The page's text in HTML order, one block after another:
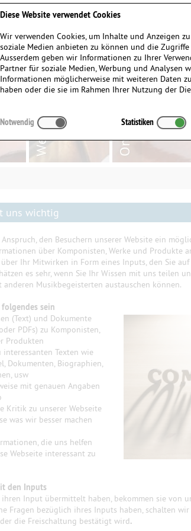
uns wichtig
den Besuchern unserer Website ein
über Komponisten, Werke und Produkte
Ihr Mitwirken in Form eines Inputs, den Sie auf
es sehr, wenn Sie Ihr Wissen mit uns teilen
anderen Musikbegeisterten austauschen können.
sein
(Text) und Dokumente
PDFs) zu Komponisten,
Produkten
interessanten Texten wie
Dokumenten, Biographien,
usw
mit genauen Angaben
Kritik zu unserer Webseite
was wir besser machen
die uns helfen
Webseite interessant zu
den Inputs
ihren Input übermittelt haben, bekommen sie von
Fragen bezüglich ihres Inputs haben, schalten
die Freischaltung bestätigt wird.
Diese Website verwendet Cookies
Wir verwenden Cookies, um Inhalte und Anzeigen
soziale Medien anbieten zu können und die
Ausserdem geben wir Informationen zu Ihrer
Partner für soziale Medien, Werbung und Analysen
Informationen möglicherweise mit weiteren Daten
haben oder die sie im Rahmen Ihrer Nutzung der
Notwendig Statistiken